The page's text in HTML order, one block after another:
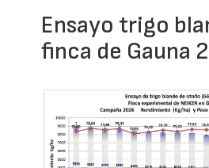
Ensayo trigo
finca de Gauna